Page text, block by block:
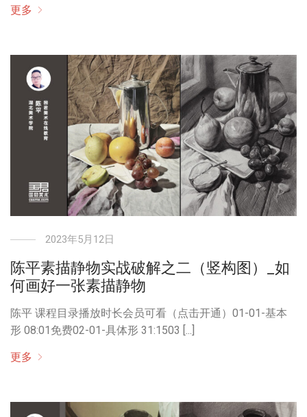
更多
2023年5月12日
陈平素描静物实战破解之二（竖构图）_如
何画好一张素描静物
陈平 课程目录播放时长会员可看（点击开通）01-01-基本
形 08:01免费02-01-具体形 31:1503 [...]
更多